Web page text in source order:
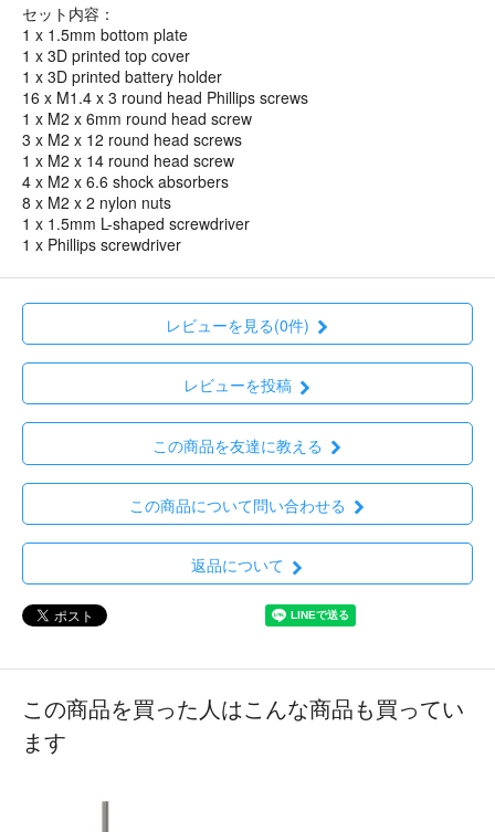
セット内容：
1 x 1.5mm bottom plate
1 x 3D printed top cover
1 x 3D printed battery holder
16 x M1.4 x 3 round head Phillips screws
1 x M2 x 6mm round head screw
3 x M2 x 12 round head screws
1 x M2 x 14 round head screw
4 x M2 x 6.6 shock absorbers
8 x M2 x 2 nylon nuts
1 x 1.5mm L-shaped screwdriver
1 x Phillips screwdriver
レビューを見る(0件)
レビューを投稿
この商品を友達に教える
この商品について問い合わせる
返品について
この商品を買った人はこんな商品も買ってい
ます